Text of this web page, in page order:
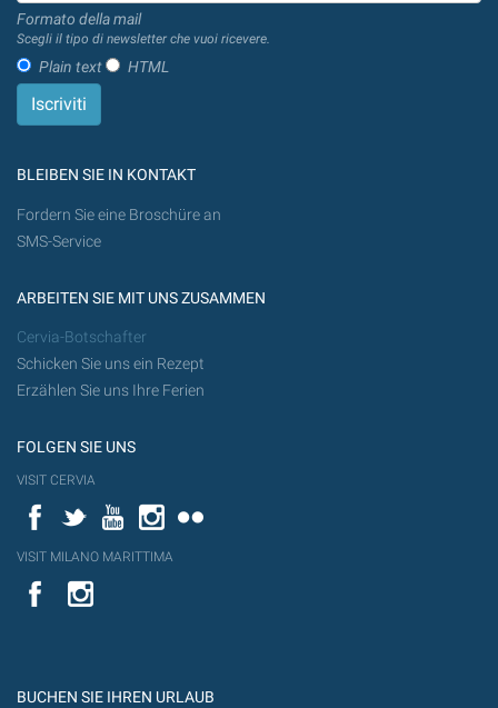
Formato della mail
Scegli il tipo di newsletter che vuoi ricevere.
Plain text HTML
BLEIBEN SIE IN KONTAKT
Fordern Sie eine Broschüre an
SMS-Service
ARBEITEN SIE MIT UNS ZUSAMMEN
Cervia-Botschafter
Schicken Sie uns ein Rezept
Erzählen Sie uns Ihre Ferien
FOLGEN SIE UNS
VISIT CERVIA
FacebookTwitterYouTubeInstagram
VISIT MILANO MARITTIMA
YouTube
BUCHEN SIE IHREN URLAUB